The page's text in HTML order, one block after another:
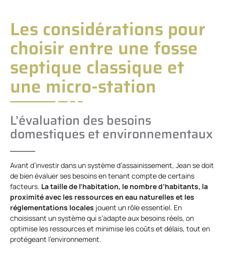
Les considérations pour
choisir entre une fosse
septique classique et
une micro-station
L’évaluation des besoins
domestiques et environnementaux
Avant d’investir dans un système d’assainissement, Jean se doit
de bien évaluer ses besoins en tenant compte de certains
facteurs. La taille de l’habitation, le nombre d’habitants, la
proximité avec les ressources en eau naturelles et les
réglementations locales jouent un rôle essentiel. En
choisissant un système qui s’adapte aux besoins réels, on
optimise les ressources et minimise les coûts et délais, tout en
protégeant l’environnement.